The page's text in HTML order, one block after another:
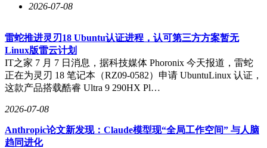
2026-07-08
雷蛇推进灵刃18 Ubuntu认证进程，认可第三方方案暂无
Linux版雷云计划
IT之家 7 月 7 日消息，据科技媒体 Phoronix 今天报道，雷蛇
正在为灵刃 18 笔记本（RZ09-0582）申请 UbuntuLinux 认证，
这款产品搭载酷睿 Ultra 9 290HX Pl…
2026-07-08
Anthropic论文新发现：Claude模型现“全局工作空间” 与人脑
趋同进化